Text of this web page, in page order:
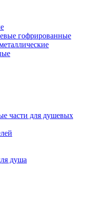
гофрированные
части для душевых
душа